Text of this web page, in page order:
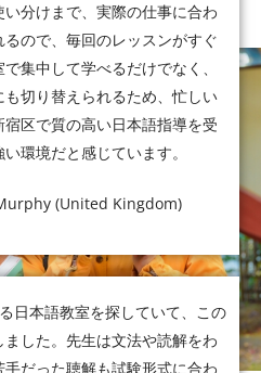
分けまで、実際の仕事に合わ
ので、毎回のレッスンがすぐ
集中して学べるだけでなく、
切り替えられるため、忙しい
区で質の高い日本語指導を受
環境だと感じています。
(United Kingdom)
日本語教室を探していて、この
した。先生は文法や読解をわ
だった聴解も試験形式に合わ